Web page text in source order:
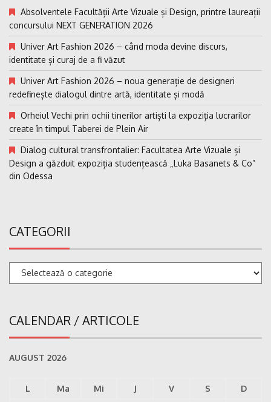
Absolventele Facultății Arte Vizuale și Design, printre laureații
concursului NEXT GENERATION 2026
Univer Art Fashion 2026 – când moda devine discurs,
identitate și curaj de a fi văzut
Univer Art Fashion 2026 – noua generație de designeri
redefinește dialogul dintre artă, identitate și modă
Orheiul Vechi prin ochii tinerilor artiști la expoziția lucrarilor
create în timpul Taberei de Plein Air
Dialog cultural transfrontalier: Facultatea Arte Vizuale și
Design a găzduit expoziția studențească „Luka Basanets & Co”
din Odessa
CATEGORII
Categorii
CALENDAR / ARTICOLE
AUGUST 2026
L Ma Mi J V S
D